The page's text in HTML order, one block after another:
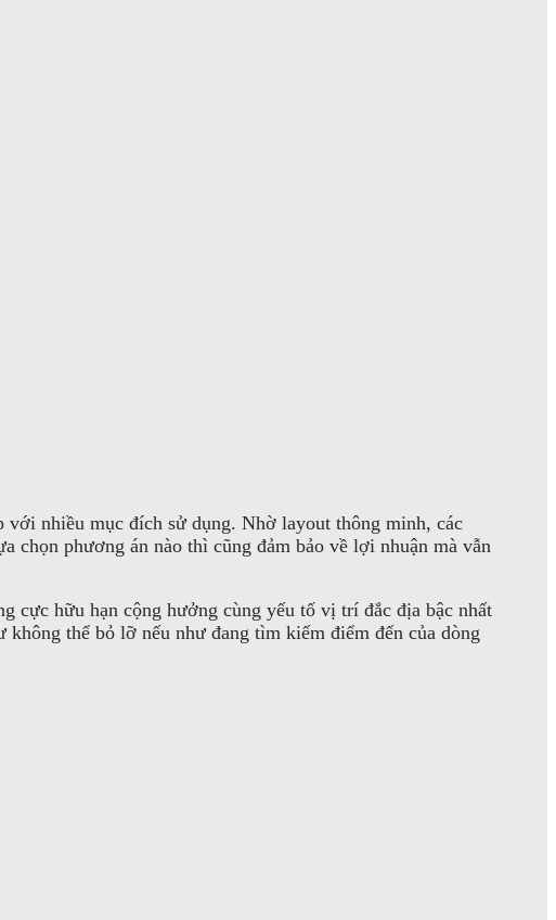
với nhiều mục đích sử dụng. Nhờ layout thông minh, các
chọn phương án nào thì cũng đảm bảo về lợi nhuận mà vẫn
cực hữu hạn cộng hưởng cùng yếu tố vị trí đắc địa bậc nhất
không thể bỏ lỡ nếu như đang tìm kiếm điểm đến của dòng